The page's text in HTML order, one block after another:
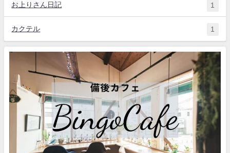
お上りさん日記 1
カクテル 1